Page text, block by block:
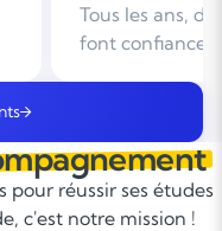
Leader du
domicile en
pour réussir ses études
c'est notre mission !